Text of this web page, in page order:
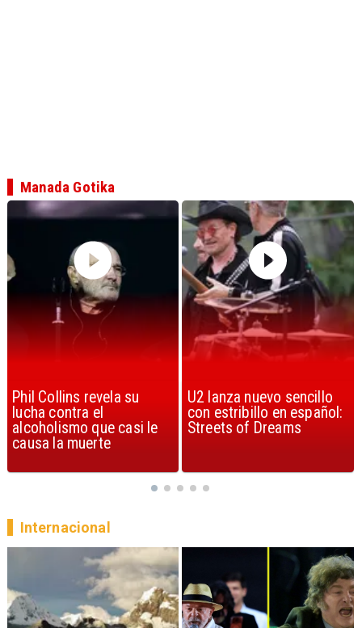
U2 lanza nuevo sencillo
con estribillo en español:
Streets of Dreams
“Africa” de Toto es
considerada la mejor
canción, según la ciencia
Manada Gotika
Internacional